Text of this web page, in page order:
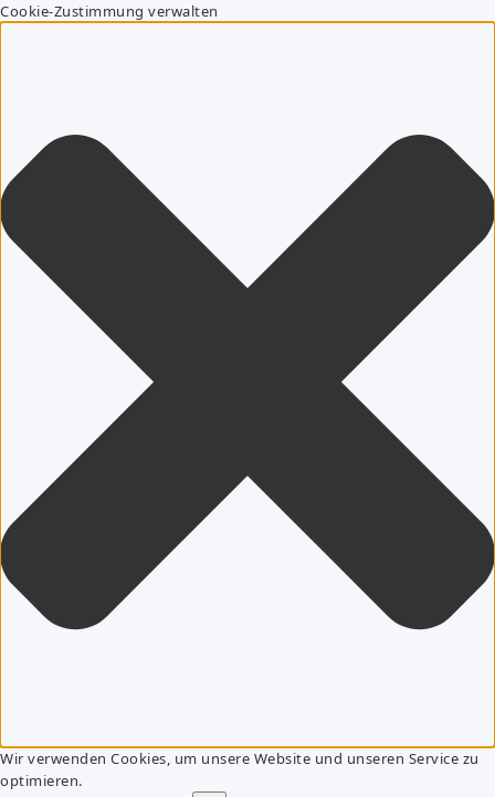
Cookie-Zustimmung verwalten
Wir verwenden Cookies, um unsere Website und unseren Service zu
optimieren.